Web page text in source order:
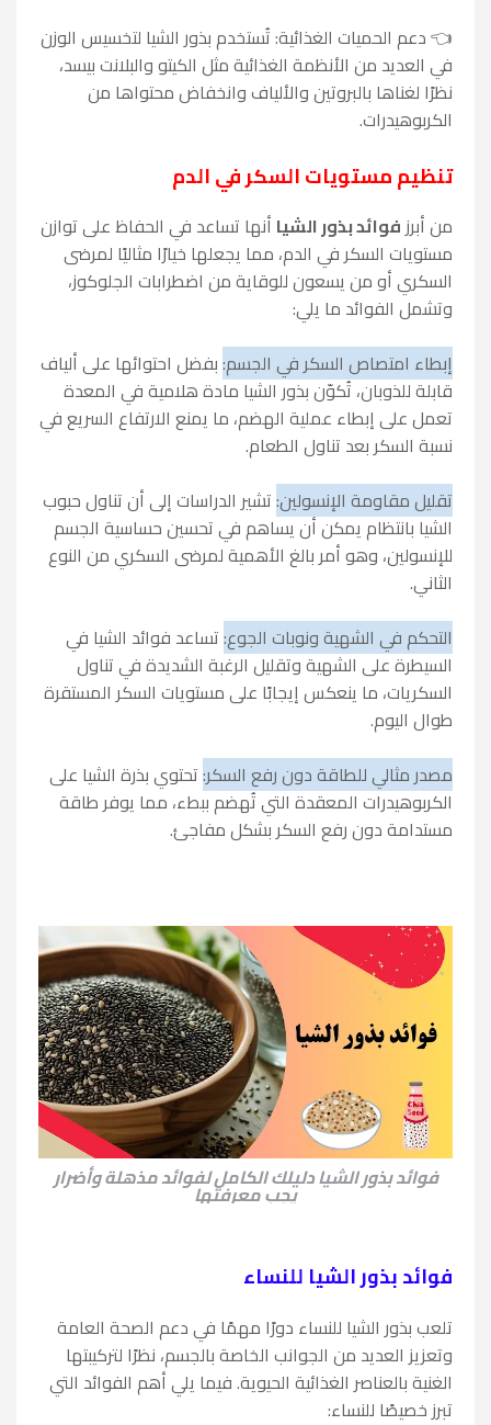
👈 دعم الحميات الغذائية: تُستخدم بذور الشيا لتخسيس الوزن
في العديد من الأنظمة الغذائية مثل الكيتو والبلانت بيسد،
نظرًا لغناها بالبروتين والألياف وانخفاض محتواها من
الكربوهيدرات.
تنظيم مستويات السكر في الدم
من أبرز فوائد بذور الشيا أنها تساعد في الحفاظ على توازن
مستويات السكر في الدم، مما يجعلها خيارًا مثاليًا لمرضى
السكري أو من يسعون للوقاية من اضطرابات الجلوكوز،
وتشمل الفوائد ما يلي:
إبطاء امتصاص السكر في الجسم:بفضل احتوائها على ألياف
قابلة للذوبان، تُكوّن بذور الشيا مادة هلامية في المعدة
تعمل على إبطاء عملية الهضم، ما يمنع الارتفاع السريع في
نسبة السكر بعد تناول الطعام.
تقليل مقاومة الإنسولين:تشير الدراسات إلى أن تناول حبوب
الشيا بانتظام يمكن أن يساهم في تحسين حساسية الجسم
للإنسولين، وهو أمر بالغ الأهمية لمرضى السكري من النوع
الثاني.
التحكم في الشهية ونوبات الجوع:تساعد فوائد الشيا في
السيطرة على الشهية وتقليل الرغبة الشديدة في تناول
السكريات، ما ينعكس إيجابًا على مستويات السكر المستقرة
طوال اليوم.
مصدر مثالي للطاقة دون رفع السكر:تحتوي بذرة الشيا على
الكربوهيدرات المعقدة التي تُهضم ببطء، مما يوفر طاقة
مستدامة دون رفع السكر بشكل مفاجئ.
فوائد بذور الشيا دليلك الكامل لفوائد مذهلة وأضرار
يجب معرفتها
فوائد بذور الشيا للنساء
تلعب بذور الشيا للنساء دورًا مهمًا في دعم الصحة العامة
وتعزيز العديد من الجوانب الخاصة بالجسم، نظرًا لتركيبتها
الغنية بالعناصر الغذائية الحيوية. فيما يلي أهم الفوائد التي
تبرز خصيصًا للنساء: